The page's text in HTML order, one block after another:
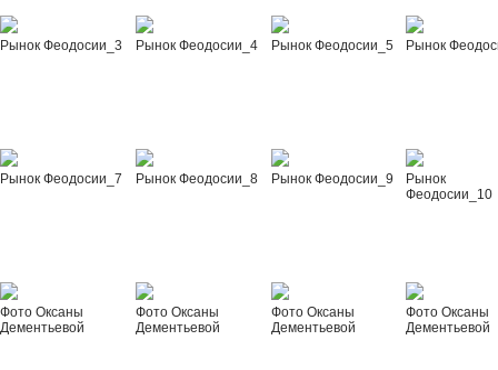
Рынок Феодосии_3 Рынок Феодосии_4 Рынок Феодосии_5 Рынок
Рынок Феодосии_7 Рынок Феодосии_8 Рынок Феодосии_9
Рынок
Феодосии_10
Фото Оксаны
Дементьевой
Фото Оксаны
Дементьевой
Фото Оксаны
Дементьевой
Фото Оксаны
Дементьевой